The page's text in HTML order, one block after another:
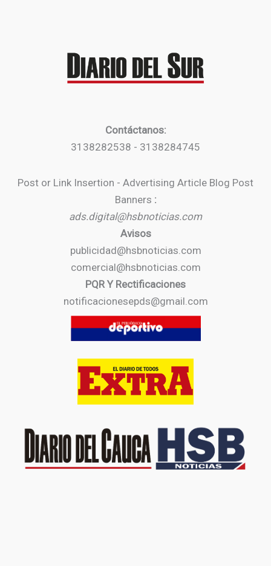
Contáctanos:
3138282538 - 3138284745
Post or Link Insertion - Advertising Article Blog Post
Banners :
ads.digital@hsbnoticias.com
Avisos
publicidad@hsbnoticias.com
comercial@hsbnoticias.com
PQR Y Rectificaciones
notificacionesepds@gmail.com